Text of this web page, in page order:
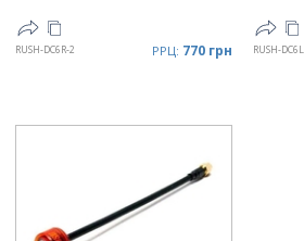
RUSH-DC6R-2 РРЦ: 770 грн RUSH-DC6L